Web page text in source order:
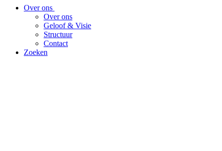
Over ons
Over ons
Geloof & Visie
Structuur
Contact
Zoeken